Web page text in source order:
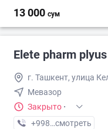
13 000 сум
Elete pharm plyus
г. Ташкент, улица
Мевазор
Закрыто ·
+998 (77) XXX-XX-XX
смотреть